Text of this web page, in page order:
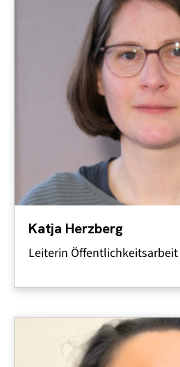
Katja Herzberg
Leiterin Öffentlichkeitsarbeit